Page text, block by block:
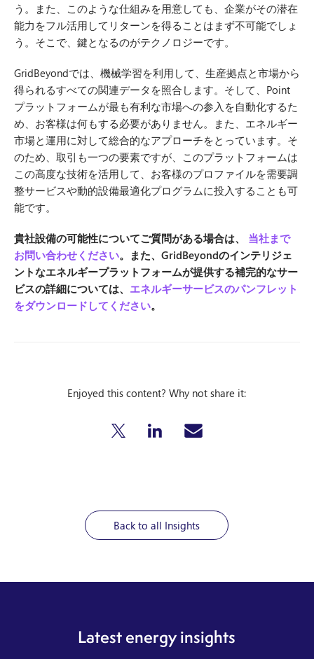
う。また、このような仕組みを用意しても、企業がその潜在
能力をフル活用してリターンを得ることはまず不可能でしょ
う。そこで、鍵となるのがテクノロジーです。
GridBeyondでは、機械学習を利用して、生産拠点と市場から
得られるすべての関連データを照合します。そして、Point
プラットフォームが最も有利な市場への参入を自動化するた
め、お客様は何もする必要がありません。また、エネルギー
市場と運用に対して総合的なアプローチをとっています。そ
のため、取引も一つの要素ですが、このプラットフォームは
この高度な技術を活用して、お客様のプロファイルを需要調
整サービスや動的設備最適化プログラムに投入することも可
能です。
貴社設備の可能性についてご質問がある場合は、
当社まで
お問い合わせください。また、GridBeyondのインテリジェ
ントなエネルギープラットフォームが提供する補完的なサー
ビスの詳細については、 エネルギーサービスのパンフレット
をダウンロードしてください。
Enjoyed this content? Why not share it:
Back to all Insights
Latest energy insights